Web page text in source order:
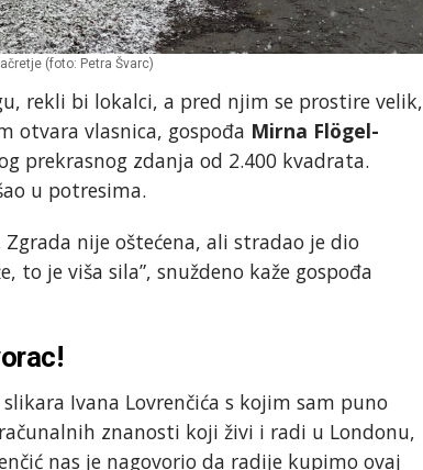
(foto: Petra Švarc)
rekli bi lokalci, a pred njim se prostire velik,
otvara vlasnica, gospođa Mirna Flögel-
prekrasnog zdanja od 2.400 kvadrata.
u potresima.
nije oštećena, ali stradao je dio
to je viša sila”, snuždeno kaže gospođa
Ivana Lovrenčića s kojim sam puno
znanosti koji živi i radi u Londonu,
nas je nagovorio da radije kupimo ovaj